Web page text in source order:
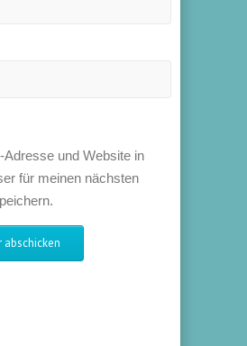
Adresse und Website in
für meinen nächsten